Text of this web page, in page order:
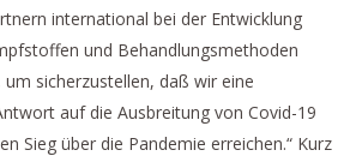
international bei der Entwicklung
und Behandlungsmethoden
sicherzustellen, daß wir eine
auf die Ausbreitung von Covid-19
Sieg über die Pandemie erreichen.“ Kurz